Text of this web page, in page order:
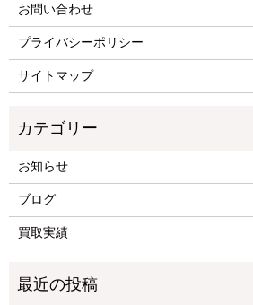
お問い合わせ
プライバシーポリシー
サイトマップ
お知らせ
ブログ
買取実績